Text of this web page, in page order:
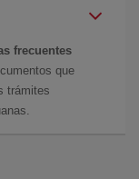
frecuentes
que
trámites